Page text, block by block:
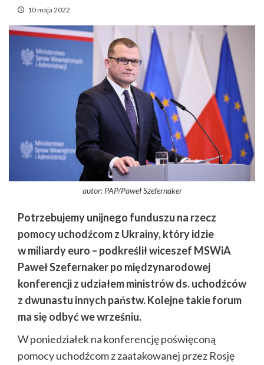
10 maja 2022
autor: PAP/Paweł Szefernaker
Potrzebujemy unijnego funduszu na rzecz
pomocy uchodźcom z Ukrainy, który idzie
w miliardy euro – podkreślił wiceszef MSWiA
Paweł Szefernaker po międzynarodowej
konferencji z udziałem ministrów ds. uchodźców
z dwunastu innych państw. Kolejne takie forum
ma się odbyć we wrześniu.
W poniedziałek na konferencję poświęconą
pomocy uchodźcom z zaatakowanej przez Rosję